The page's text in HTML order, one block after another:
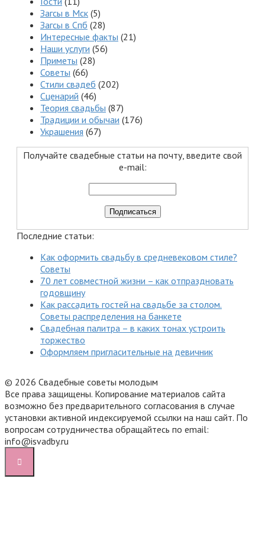
Загсы в Мск (5)
Загсы в Спб (28)
Интересные факты (21)
Наши услуги (56)
Приметы (28)
Советы (66)
Стили свадеб (202)
Сценарий (46)
Теория свадьбы (87)
Традиции и обычаи (176)
Украшения (67)
Получайте свадебные статьи на почту, введите свой
e-mail:
Последние статьи:
Как оформить свадьбу в средневековом стиле?
Советы
70 лет совместной жизни – как отпраздновать
годовщину
Как рассадить гостей на свадьбе за столом.
Советы распределения на банкете
Свадебная палитра – в каких тонах устроить
торжество
Оформляем пригласительные на девичник
© 2026 Свадебные советы молодым
Все права защищены. Копирование материалов сайта
возможно без предварительного согласования в случае
установки активной индексируемой ссылки на наш сайт. По
вопросам сотрудничества обращайтесь по email:
info@isvadby.ru